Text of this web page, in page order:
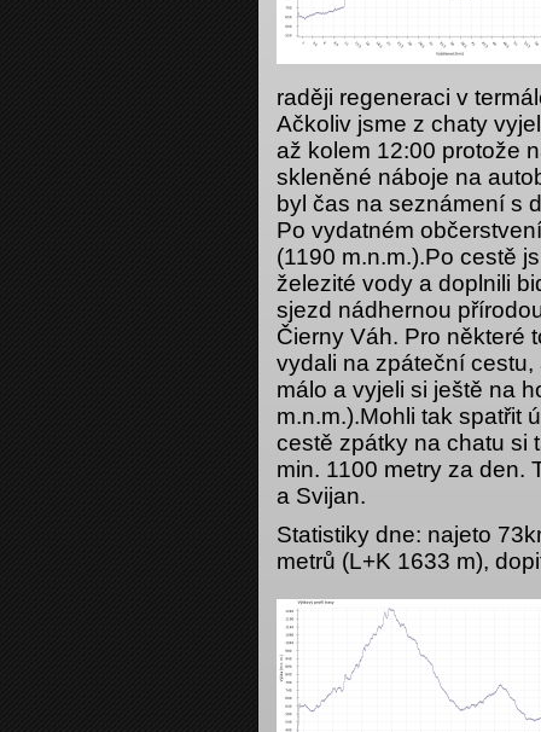
raději regeneraci v
Ačkoliv jsme z chaty
až kolem 12:00 protože
skleněné náboje na
byl čas na seznámení s
Po vydatném
(1190 m.n.m.).Po cestě
železité vody a doplnili
sjezd nádhernou
Čierny Váh. Pro některé
vydali na zpáteční
málo a vyjeli si ještě na
m.n.m.).Mohli tak spatřit
cestě zpátky na chatu si
min. 1100 metry za den.
a Svijan.
Statistiky dne: najeto
metrů (L+K 1633 m),